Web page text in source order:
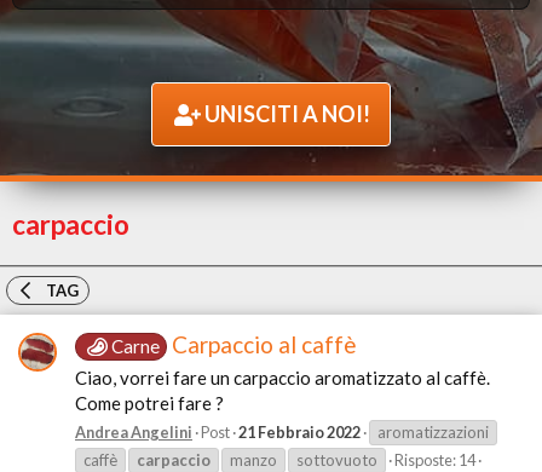
UNISCITI A NOI!
carpaccio
TAG
Carne Carpaccio al caffè
Ciao, vorrei fare un carpaccio aromatizzato al caffè.
Come potrei fare ?
Andrea Angelini Post 21 Febbraio 2022
aromatizzazioni
caffè
carpaccio manzo sottovuoto
Risposte: 14